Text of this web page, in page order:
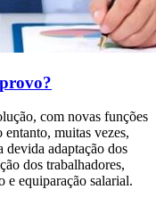
com novas funções
muitas vezes,
devida adaptação dos
dos trabalhadores,
e equiparação salarial.